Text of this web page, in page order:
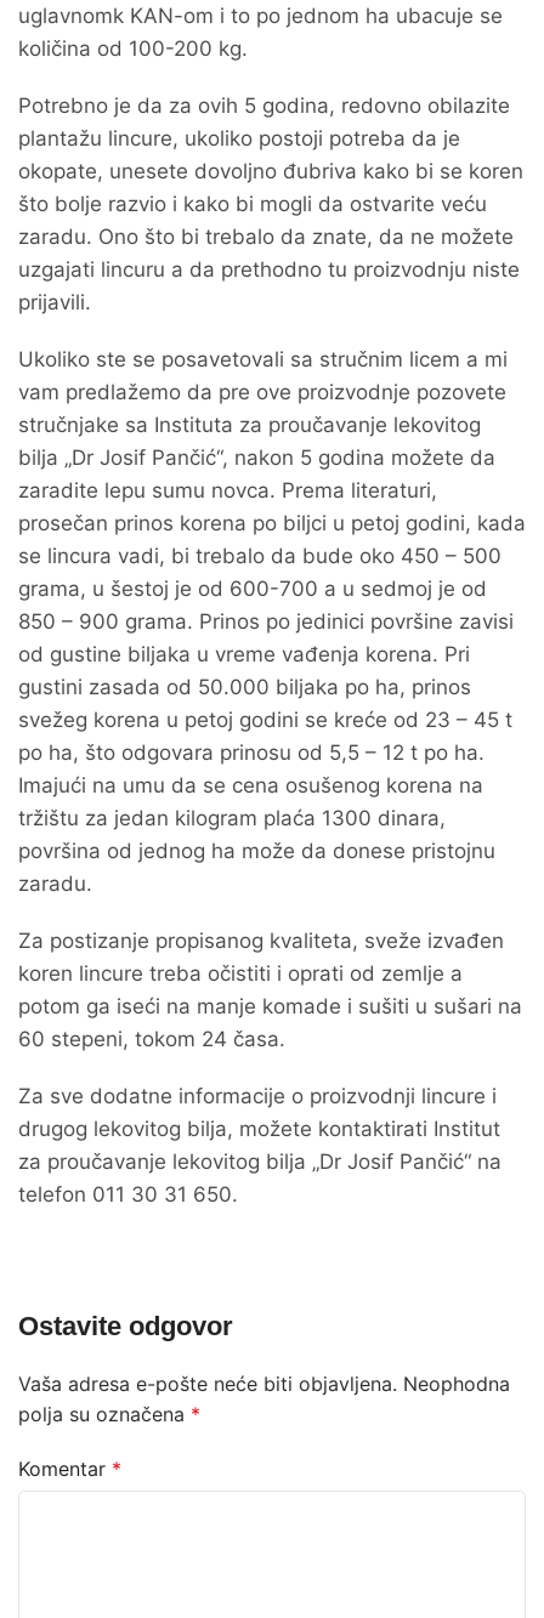
uglavnomk KAN-om i to po jednom ha ubacuje se
količina od 100-200 kg.
Potrebno je da za ovih 5 godina, redovno obilazite
plantažu lincure, ukoliko postoji potreba da je
okopate, unesete dovoljno đubriva kako bi se koren
što bolje razvio i kako bi mogli da ostvarite veću
zaradu. Ono što bi trebalo da znate, da ne možete
uzgajati lincuru a da prethodno tu proizvodnju niste
prijavili.
Ukoliko ste se posavetovali sa stručnim licem a mi
vam predlažemo da pre ove proizvodnje pozovete
stručnjake sa Instituta za proučavanje lekovitog
bilja „Dr Josif Pančić“, nakon 5 godina možete da
zaradite lepu sumu novca. Prema literaturi,
prosečan prinos korena po biljci u petoj godini, kada
se lincura vadi, bi trebalo da bude oko 450 – 500
grama, u šestoj je od 600-700 a u sedmoj je od
850 – 900 grama. Prinos po jedinici površine zavisi
od gustine biljaka u vreme vađenja korena. Pri
gustini zasada od 50.000 biljaka po ha, prinos
svežeg korena u petoj godini se kreće od 23 – 45 t
po ha, što odgovara prinosu od 5,5 – 12 t po ha.
Imajući na umu da se cena osušenog korena na
tržištu za jedan kilogram plaća 1300 dinara,
površina od jednog ha može da donese pristojnu
zaradu.
Za postizanje propisanog kvaliteta, sveže izvađen
koren lincure treba očistiti i oprati od zemlje a
potom ga iseći na manje komade i sušiti u sušari na
60 stepeni, tokom 24 časa.
Za sve dodatne informacije o proizvodnji lincure i
drugog lekovitog bilja, možete kontaktirati Institut
za proučavanje lekovitog bilja „Dr Josif Pančić“ na
telefon 011 30 31 650.
Ostavite odgovor
Vaša adresa e-pošte neće biti objavljena. Neophodna
polja su označena *
Komentar *